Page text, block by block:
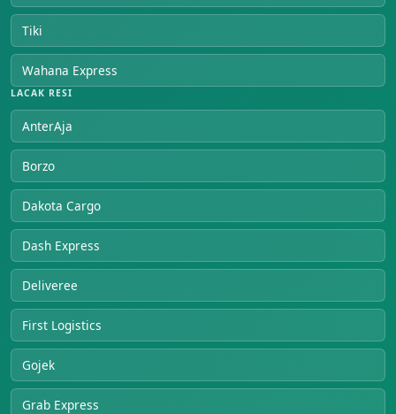
Tiki
Wahana Express
LACAK RESI
AnterAja
Borzo
Dakota Cargo
Dash Express
Deliveree
First Logistics
Gojek
Grab Express